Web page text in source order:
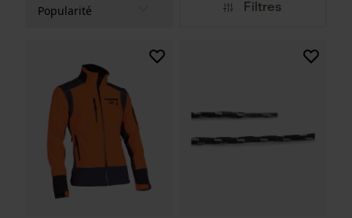
Filtres